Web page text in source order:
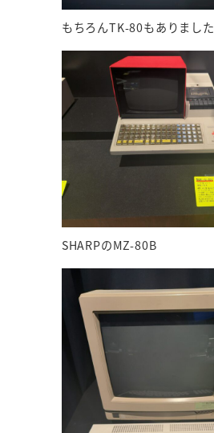
もちろんTK-80もありました
SHARPのMZ-80B